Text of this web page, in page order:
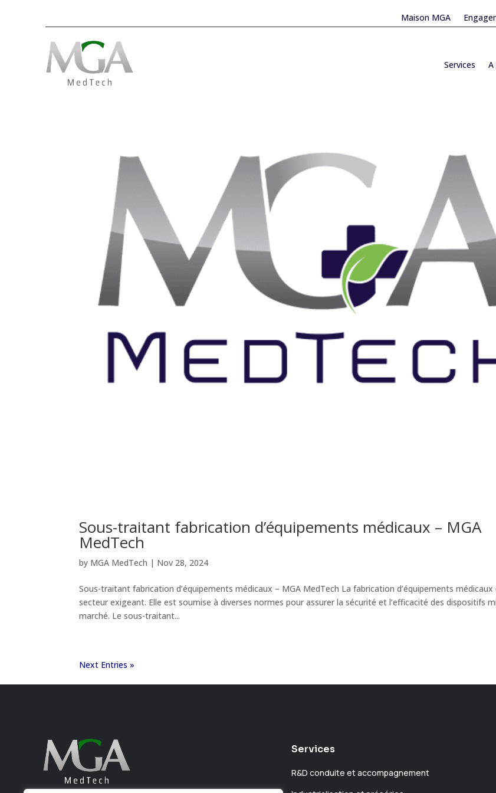
Maison MGA
Services
Sous-traitant fabrication d’équipements médicaux – MGA
MedTech
by MGA MedTech | Nov 28, 2024
Sous-traitant fabrication d’équipements médicaux – MGA MedTech La fabrication d’équipements
secteur exigeant. Elle est soumise à diverses normes pour assurer la sécurité et l’efficacité des dispositifs
marché. Le sous-traitant...
Next Entries »
Services
R&D conduite et accompagnement